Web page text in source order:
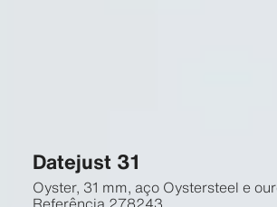
Datejust 31
Oyster, 31 mm, aço Oystersteel e